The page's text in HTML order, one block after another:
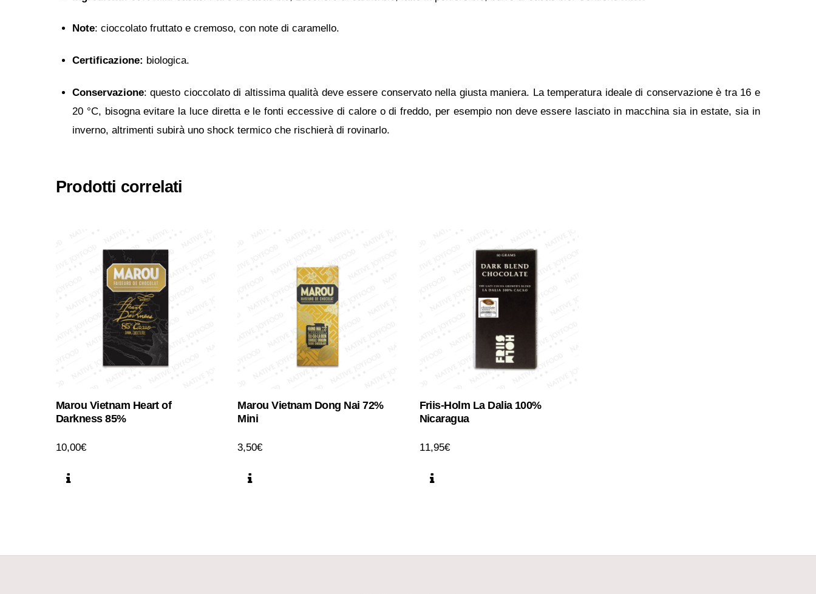
Note: cioccolato fruttato e cremoso, con note di caramello.
Certificazione: biologica.
Conservazione: questo cioccolato di altissima qualità deve essere conservato nella giusta maniera. La temperatura ideale di conservazione è tra 16 e
20 °C, bisogna evitare la luce diretta e le fonti eccessive di calore o di freddo, per esempio non deve essere lasciato in macchina sia in estate, sia in
inverno, altrimenti subirà uno shock termico che rischierà di rovinarlo.
Prodotti correlati
Marou Vietnam Heart of
Darkness 85%
10,00€
Marou Vietnam Dong Nai 72%
Mini
3,50€
Friis-Holm La Dalia 100%
Nicaragua
11,95€